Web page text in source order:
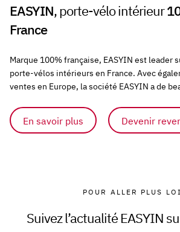
EASYIN, porte-vélo intérieur
France
Marque 100% française, EASYIN est leader
porte-vélos intérieurs en France. Avec
ventes en Europe, la société EASYIN a de
En savoir plus Devenir
POUR ALLER PLUS
Suivez l’actualité EASYIN